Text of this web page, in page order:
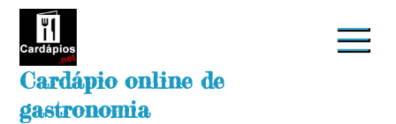
Skip
Cardápio online de
gastronomia